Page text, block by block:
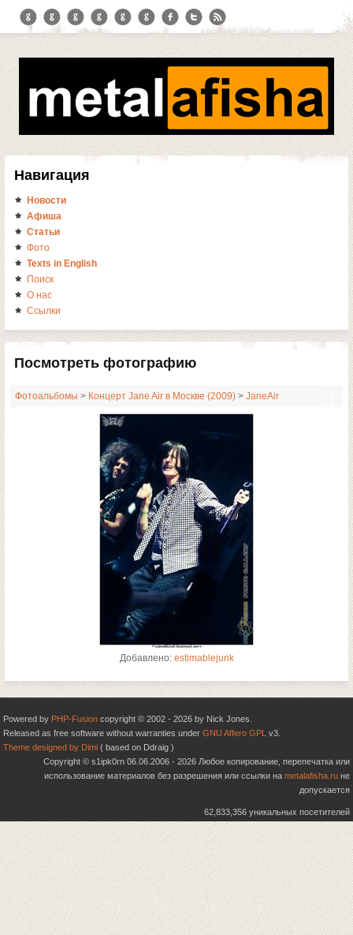
Навигация
Новости
Афиша
Статьи
Фото
Texts in English
Поиск
О нас
Ссылки
Посмотреть фотографию
Фотоальбомы > Концерт Jane Air в Москве (2009) > JaneAir
Добавлено: estimablejunk
Powered by PHP-Fusion copyright © 2002 - 2026 by Nick Jones.
Released as free software without warranties under GNU Affero GPL v3.
Theme designed by Dimi ( based on Ddraig )
Copyright © s1ipk0rn 06.06.2006 - 2026 Любое копирование, перепечатка или
использование материалов без разрешения или ссылки на metalafisha.ru не
допускается
62,833,356 уникальных посетителей